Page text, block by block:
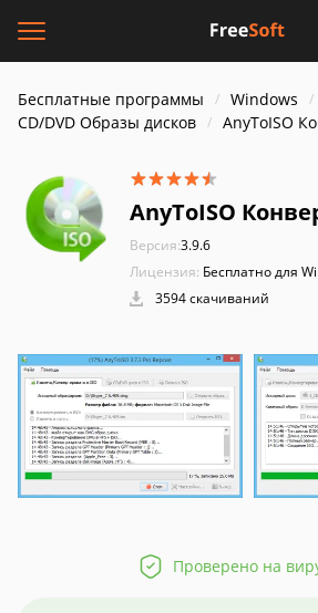
Бесплатные программы Windows
CD/DVD Образы дисков
AnyToISO
AnyToISO
Версия:3.9.6
Лицензия: Бесплатно для
3594 скачиваний
Проверено на